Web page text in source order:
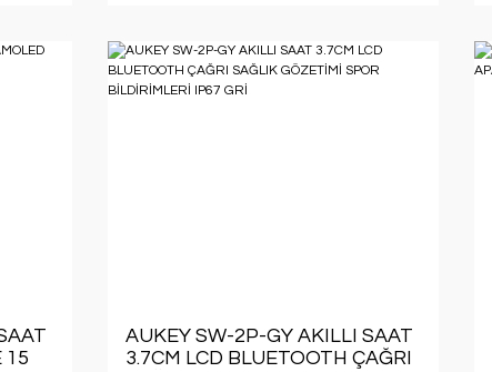
15
AUKEY SW-2P-GY AKILLI SAAT
3.7CM LCD BLUETOOTH ÇAĞRI